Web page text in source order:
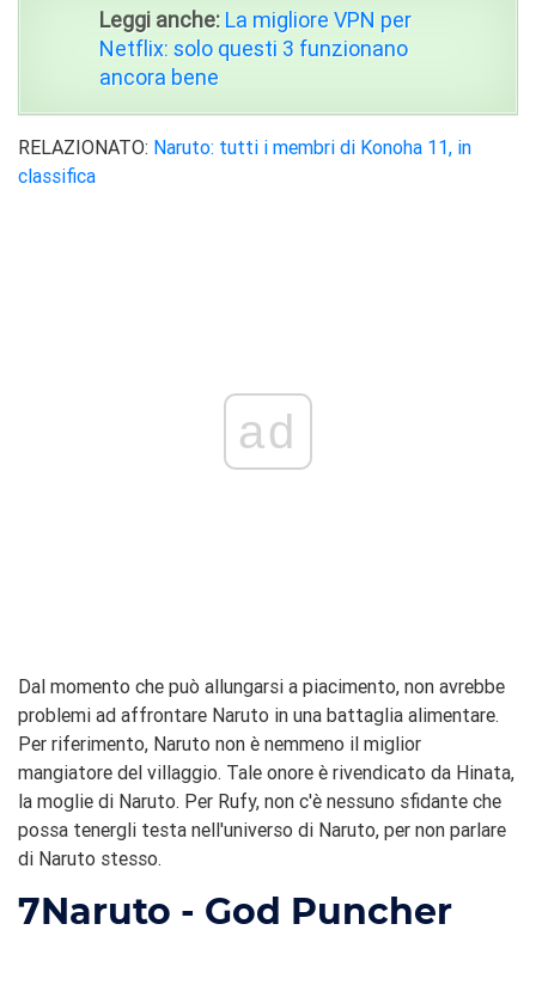
Leggi anche: La migliore VPN per
Netflix: solo questi 3 funzionano
ancora bene
RELAZIONATO: Naruto: tutti i membri di Konoha 11, in
classifica
ad
Dal momento che può allungarsi a piacimento, non avrebbe
problemi ad affrontare Naruto in una battaglia alimentare.
Per riferimento, Naruto non è nemmeno il miglior
mangiatore del villaggio. Tale onore è rivendicato da Hinata,
la moglie di Naruto. Per Rufy, non c'è nessuno sfidante che
possa tenergli testa nell'universo di Naruto, per non parlare
di Naruto stesso.
7Naruto - God Puncher